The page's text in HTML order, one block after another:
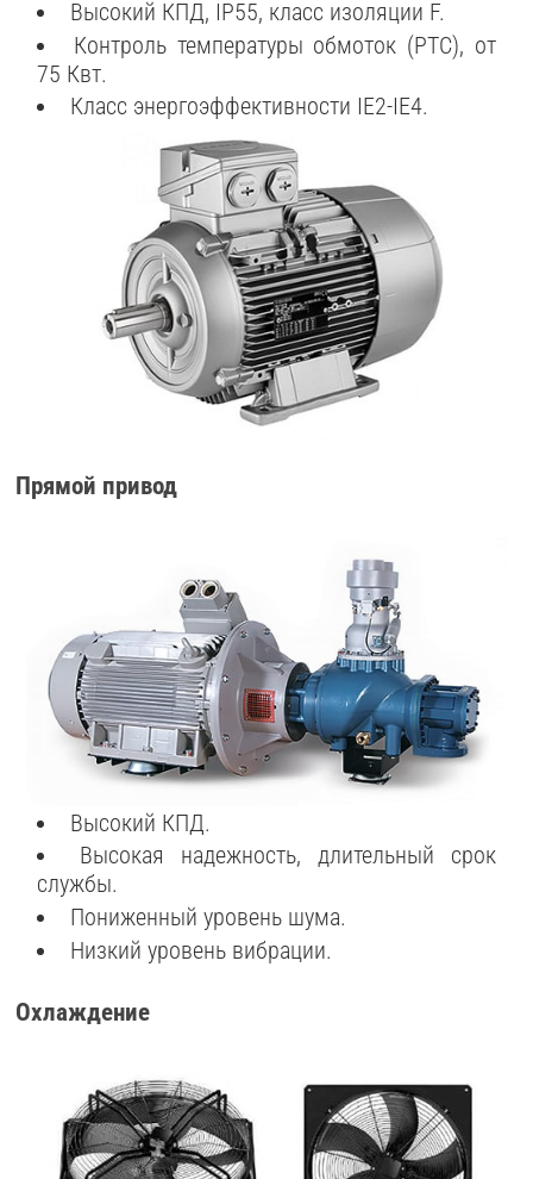
Высокий КПД, IP55, класс изоляции F.
Контроль температуры обмоток (PTC), от
75 Квт.
Класс энергоэффективности IE2-IE4.
Прямой привод
Высокий КПД.
Высокая надежность, длительный срок
службы.
Пониженный уровень шума.
Низкий уровень вибрации.
Охлаждение